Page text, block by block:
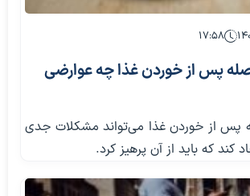
۱۷:۵۸
پس از خوردن غذا چه عوارضی
پس از خوردن غذا می‌تواند مشکلات جدی
کند که باید از آن پرهیز کرد.